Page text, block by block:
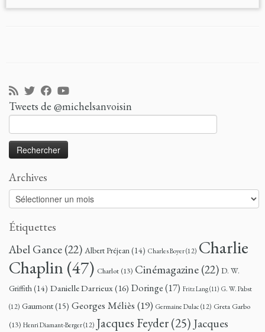
Tweets de @michelsanvoisin
Archives
Archives
Étiquettes
Abel Gance(22) Albert Préjean(14) Charles Boyer(12) Charlie
Chaplin(47) Charlot (13) Cinémagazine(22) D. W.
Griffith(14) Danielle Darrieux(16) Doringe(17) Fritz Lang(11) G. W. Pabst
(12) Gaumont(15) Georges Méliès (19) Germaine Dulac (12) Greta Garbo
(13) Henri Diamant-Berger(12) Jacques Feyder(25) Jacques